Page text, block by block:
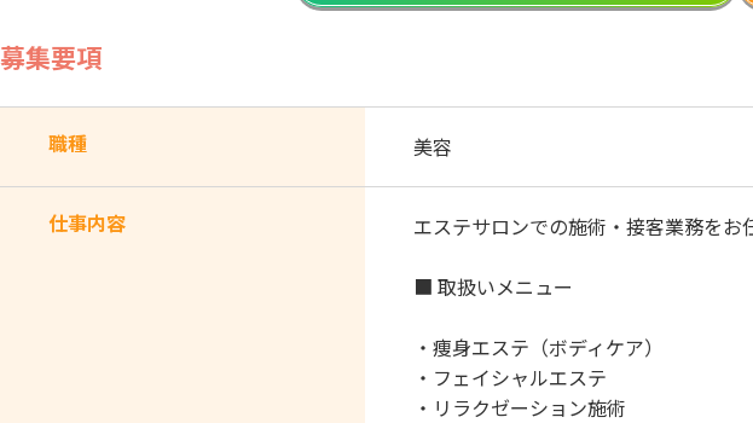
募集要項
職種 美容
仕事内容 エステサロンでの施術・接客業務をお
■ 取扱いメニュー
・痩身エステ（ボディケア）
・フェイシャルエステ
・リラクゼーション施術